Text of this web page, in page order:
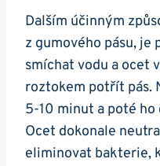
Dalším účinným
z gumového pásu,
smíchat vodu a ocet
roztokem potřít pás.
5-10 minut ‍a poté
Ocet dokonale
eliminovat bakterie,